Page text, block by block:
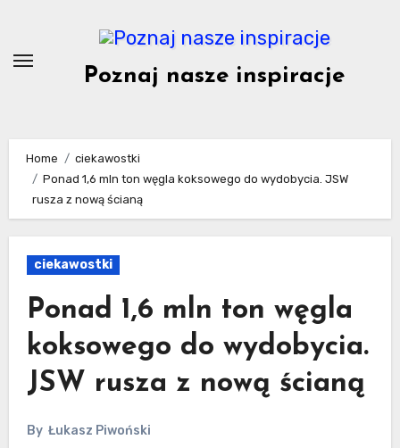
content
Poznaj nasze inspiracje
Home
ciekawostki
Ponad 1,6 mln ton węgla koksowego do wydobycia. JSW
rusza z nową ścianą
ciekawostki
Ponad 1,6 mln ton węgla
koksowego do wydobycia.
JSW rusza z nową ścianą
By Łukasz Piwoński